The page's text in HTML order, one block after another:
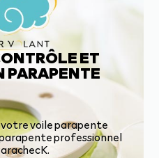
ET
PARAPENTE
votre voile parapente
professionnel